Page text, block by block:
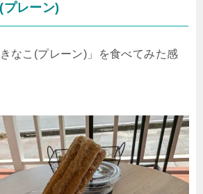
レーン)
なこ(プレーン)」を食べてみた感